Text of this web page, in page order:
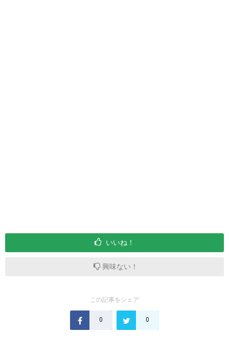
いいね！
興味ない！
この記事をシェア
0 0